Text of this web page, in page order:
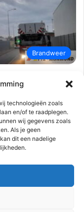
technologieën zoals
en/of te raadplegen.
wij gegevens zoals
Als je geen
dit een nadelige
Brandweer
in
uur was brand
Dit betrof